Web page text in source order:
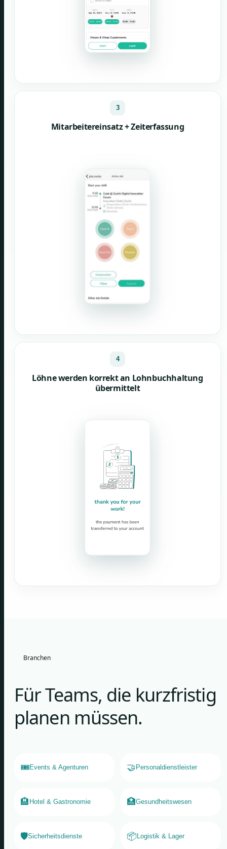
3
Mitarbeitereinsatz + Zeiterfassung
4
Löhne werden korrekt an Lohnbuchhaltung
übermittelt
Branchen
Für Teams, die kurzfristig
planen müssen.
🎟️Events & Agenturen 🤝 Personaldienstleister
🏨 Hotel & Gastronomie 🏥Gesundheitswesen
🛡️Sicherheitsdienste 📦 Logistik & Lager